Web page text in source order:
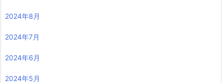
2024年8月
2024年7月
2024年6月
2024年5月